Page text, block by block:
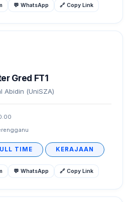
💬 WhatsApp 🔗 Copy Link
Gred FT1
Abidin (UniSZA)
TIME KERAJAAN
💬 WhatsApp 🔗 Copy Link